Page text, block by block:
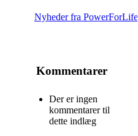
Nyheder fra PowerForLife
Kommentarer
Der er ingen
kommentarer til
dette indlæg